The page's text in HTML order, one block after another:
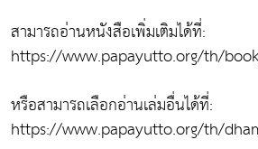
สามารถอ่านหนังสือเพิ่มเติมได้ที่:
https://www.papayutto.org/th/
หรือสามารถเลือกอ่านเล่มอื่นได้ที่:
https://www.papayutto.org/th/